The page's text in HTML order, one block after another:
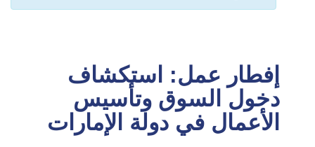
إفطار عمل: استكشاف
دخول السوق وتأسيس
الأعمال في دولة الإمارات